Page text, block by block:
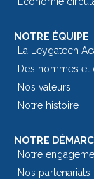
NOTRE ÉQUIPE
La Leygatech
Des hommes et
Nos valeurs
Notre histoire
NOTRE
Notre
Nos partenariats